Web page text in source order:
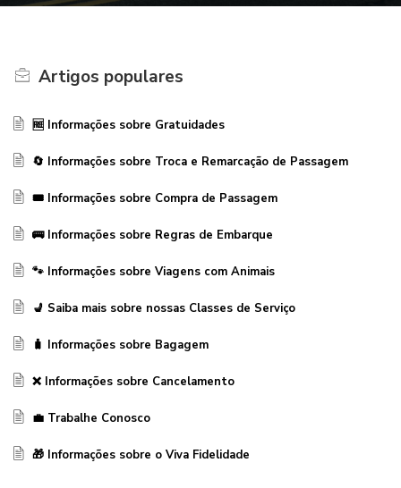
Artigos populares
🆓 Informações sobre Gratuidades
🔄 Informações sobre Troca e Remarcação de Passagem
🎟️ Informações sobre Compra de Passagem
🚌 Informações sobre Regras de Embarque
🐾 Informações sobre Viagens com Animais
💺 Saiba mais sobre nossas Classes de Serviço
🧳 Informações sobre Bagagem
❌ Informações sobre Cancelamento
💼 Trabalhe Conosco
🎁 Informações sobre o Viva Fidelidade